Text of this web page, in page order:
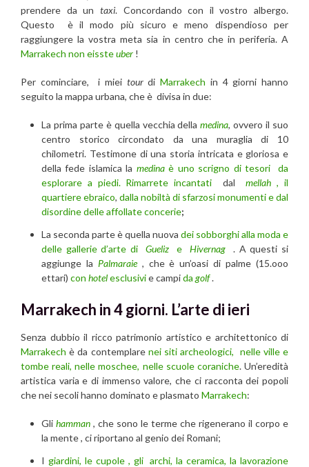
prendere da un taxi. Concordando con il vostro albergo.
Questo è il modo più sicuro e meno dispendioso per
raggiungere la vostra meta sia in centro che in periferia. A
Marrakech non eissteuber !
Per cominciare, i miei tourdiMarrakech in 4 giorni hanno
seguito la mappa urbana, che è divisa in due:
La prima parte è quella vecchia dellamedina, ovvero il suo
centro storico circondato da una muraglia di 10
chilometri. Testimone di una storia intricata e gloriosa e
della fede islamica la medinaè uno scrigno di tesori da
esplorare a piedi. Rimarrete incantati dal mellah , il
quartiere ebraico, dalla nobiltà di sfarzosi monumenti e dal
disordine delle affollate concerie;
La seconda parte è quella nuova dei sobborghi alla moda e
delle gallerie d’arte di GuelizeHivernag
. A questi si
aggiunge la Palmaraie, che è un’oasi di palme (15.ooo
ettari) con hotelesclusivie campida golf.
Marrakech in 4 giorni. L’arte di ieri
Senza dubbio il ricco patrimonio artistico e architettonico di
Marrakech è da contemplare nei siti archeologici, nelle ville e
tombe reali, nelle moschee, nelle scuole coraniche. Un’eredità
artistica varia e di immenso valore, che ci racconta dei popoli
che nei secoli hanno dominato e plasmato Marrakech:
Gli hamman , che sono le terme che rigenerano il corpo e
la mente , ci riportano al genio dei Romani;
I giardini, le cupole , gli archi, la ceramica, la lavorazione